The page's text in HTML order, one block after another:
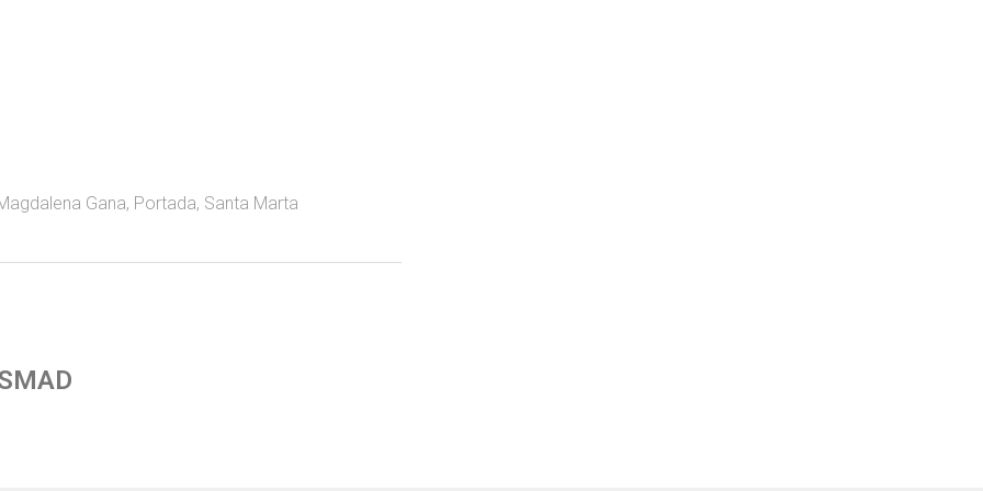
Gana, Portada, Santa Marta